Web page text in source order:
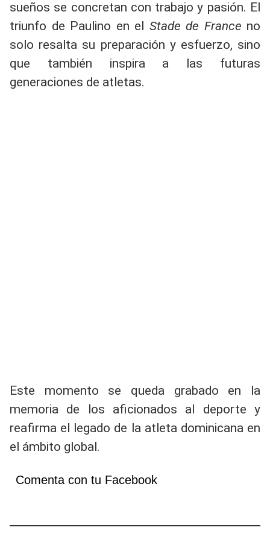
sueños se concretan con trabajo y pasión. El
triunfo de Paulino en el Stade de France no
solo resalta su preparación y esfuerzo, sino
que también inspira a las futuras
generaciones de atletas.
Este momento se queda grabado en la
memoria de los aficionados al deporte y
reafirma el legado de la atleta dominicana en
el ámbito global.
Comenta con tu Facebook